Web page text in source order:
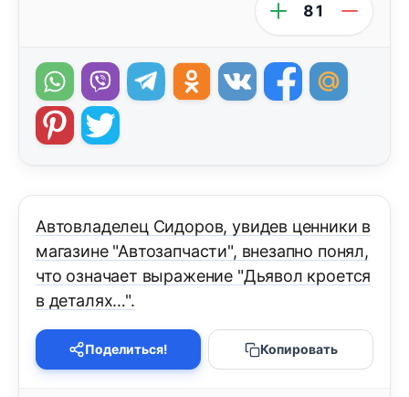
81
Автовладелец Сидоров, увидев ценники в
магазине "Автозапчасти", внезапно понял,
что означает выражение "Дьявол кроется
в деталях…".
Поделиться! Копировать